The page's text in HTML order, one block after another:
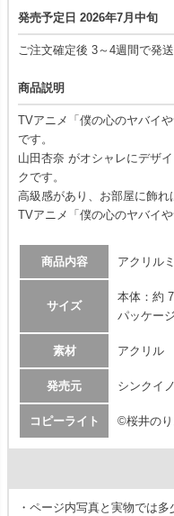
発売予定日 2026年7月中旬
ご注文確定後 3～4週間で発送
商品説明
TVアニメ「僕の心のヤバイ
です。
山田杏奈 がオシャレにデザ
クです。
高級感があり、お部屋に飾れ
TVアニメ「僕の心のヤバイ
商品内容 アクリル
サイズ
本体：約
パッケー
素材 アクリル
発売元 シンクイ
コピーライト ©桜井の
・ページ内写真と実物では